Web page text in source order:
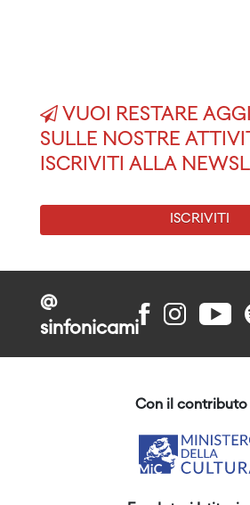
VUOI RESTARE
SULLE NOSTRE
ISCRIVITI ALLA
ISCRIVITI
@
sinfonicami
Con il contributo